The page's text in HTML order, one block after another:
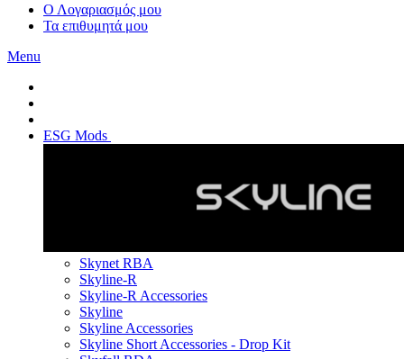
Ο Λογαριασμός μου
Τα επιθυμητά μου
Menu
ESG Mods
Skynet RBA
Skyline-R
Skyline-R Accessories
Skyline
Skyline Accessories
Skyline Short Accessories - Drop Kit